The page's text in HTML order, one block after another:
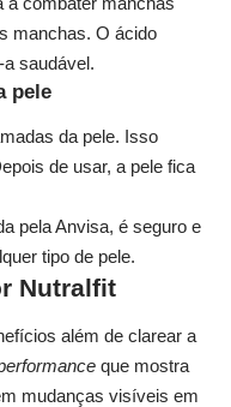
manchas. O ácido
saudável.
pele
da pele. Isso
de usar, a pele fica
pela Anvisa, é seguro e
tipo de pele.
Nutralfit
além de clarear a
que mostra
mudanças visíveis em